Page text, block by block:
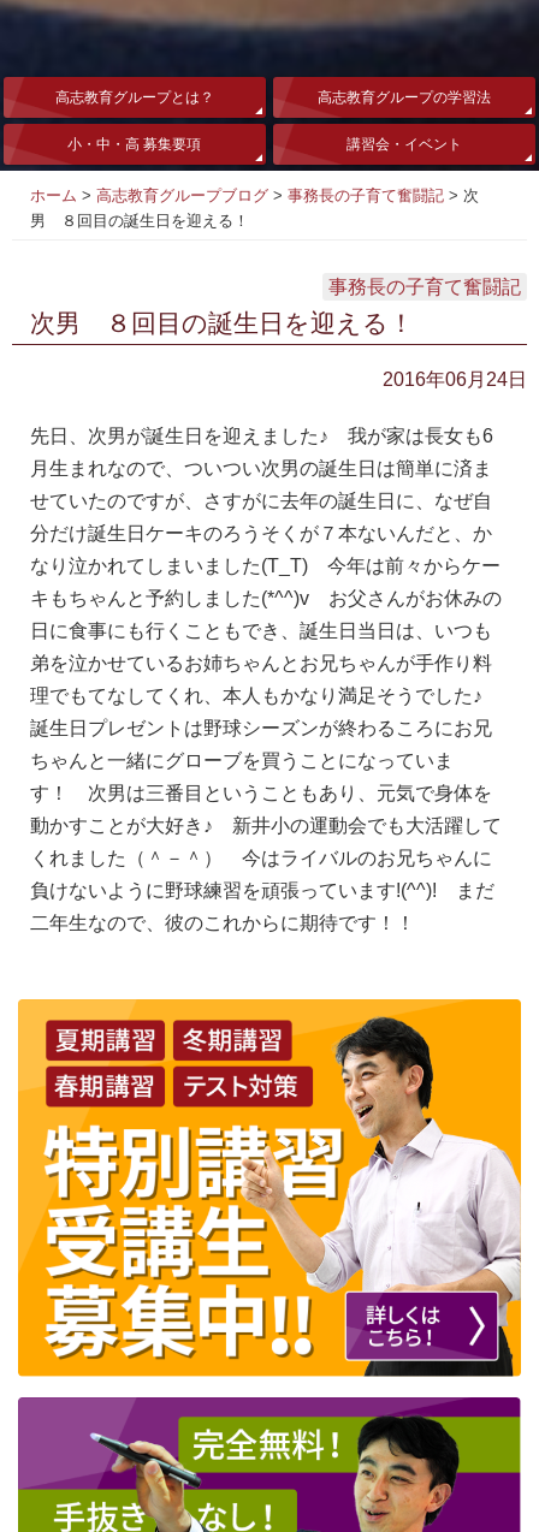
高志教育グループとは？ 高志教育グループの学習法
小・中・高 募集要項 講習会・イベント
ホーム > 高志教育グループブログ > 事務長の子育て奮闘記 > 次
男 ８回目の誕生日を迎える！
事務長の子育て奮闘記
次男 ８回目の誕生日を迎える！
2016年06月24日
先日、次男が誕生日を迎えました♪ 我が家は長女も6
月生まれなので、ついつい次男の誕生日は簡単に済ま
せていたのですが、さすがに去年の誕生日に、なぜ自
分だけ誕生日ケーキのろうそくが７本ないんだと、か
なり泣かれてしまいました(T_T) 今年は前々からケー
キもちゃんと予約しました(*^^)v お父さんがお休みの
日に食事にも行くこともでき、誕生日当日は、いつも
弟を泣かせているお姉ちゃんとお兄ちゃんが手作り料
理でもてなしてくれ、本人もかなり満足そうでした♪
誕生日プレゼントは野球シーズンが終わるころにお兄
ちゃんと一緒にグローブを買うことになっていま
す！ 次男は三番目ということもあり、元気で身体を
動かすことが大好き♪ 新井小の運動会でも大活躍して
くれました（＾－＾） 今はライバルのお兄ちゃんに
負けないように野球練習を頑張っています!(^^)! まだ
二年生なので、彼のこれからに期待です！！